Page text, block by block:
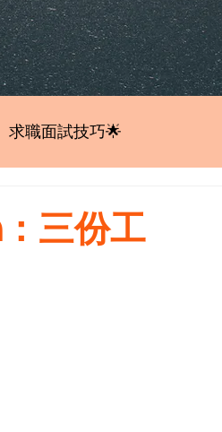
求職面試技巧🌟
：三份工